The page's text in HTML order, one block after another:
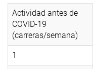
Actividad antes de
COVID-19
(carreras/semana)
1